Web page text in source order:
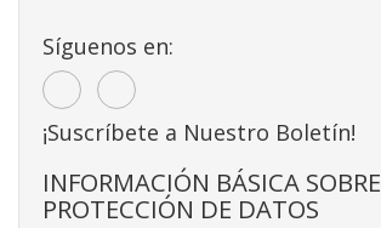
Síguenos en:
¡Suscríbete a Nuestro Boletín!
INFORMACIÓN BÁSICA SOBRE
PROTECCIÓN DE DATOS